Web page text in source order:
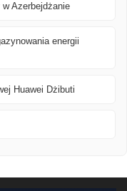
Azerbejdżanie
energii
Huawei Dżibuti